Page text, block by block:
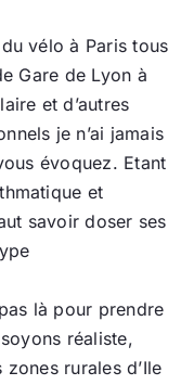
vélo à Paris tous
Gare de Lyon à
et d’autres
je n’ai jamais
évoquez. Etant
et
savoir doser ses
là pour prendre
réaliste,
rurales d’Ile